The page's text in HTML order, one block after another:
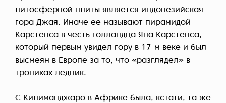
литосферной плиты является индонезийская
гора Джая. Иначе ее называют пирамидой
Карстенса в честь голландца Яна Карстенса,
который первым увидел гору в 17-м веке и был
высмеян в Европе за то, что «разглядел» в
тропиках ледник.
С Килиманджаро в Африке была, кстати, та же